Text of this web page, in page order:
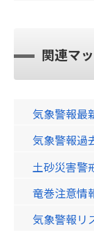
関連マ
気象警報最
気象警報過
土砂災害警
竜巻注意情
気象警報リ